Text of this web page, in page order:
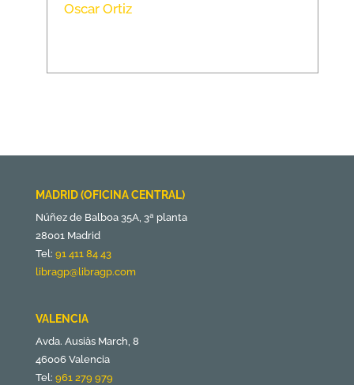
Oscar Ortiz
MADRID (OFICINA CENTRAL)
Núñez de Balboa 35A, 3ª planta
28001 Madrid
Tel: 91 411 84 43
libragp@libragp.com
VALENCIA
Avda. Ausiàs March, 8
46006 Valencia
Tel: 961 279 979